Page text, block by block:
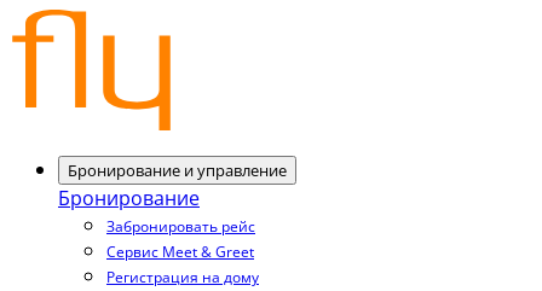
Бронирование и управление
Бронирование
Забронировать рейс
Сервис Meet & Greet
Регистрация на дому